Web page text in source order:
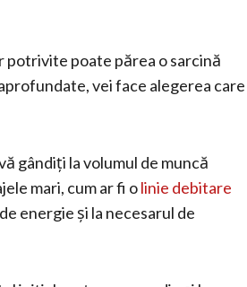
potrivite poate părea o sarcină
vei face alegerea care
gândiți la volumul de muncă
mari, cum ar fi olinie debitare
energie și la necesarul de